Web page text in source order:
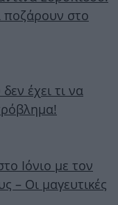
ποζάρουν στο
έχει τι να
Ιόνιο με τον
– Οι μαγευτικές